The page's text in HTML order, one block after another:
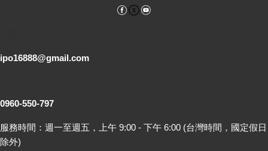
Facebook
ipo16888@gmail.com
0960-550-797
服務時間：週一至週五，上午 9:00 - 下午 6:00 (台灣時間，國定假日
除外)